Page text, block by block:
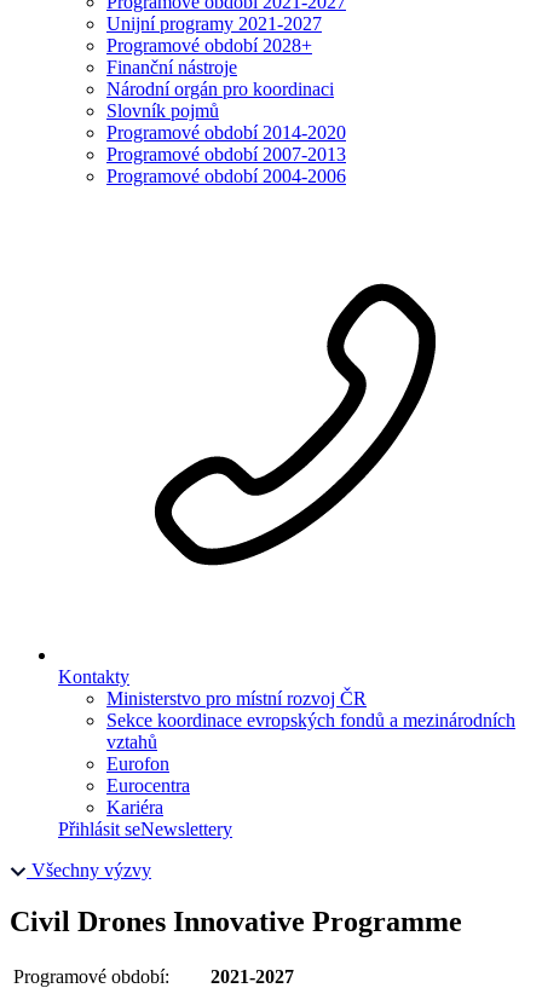
Unijní programy 2021-2027
Programové období 2028+
Finanční nástroje
Národní orgán pro koordinaci
Slovník pojmů
Programové období 2014-2020
Programové období 2007-2013
Programové období 2004-2006
Kontakty
Ministerstvo pro místní rozvoj ČR
Sekce koordinace evropských fondů a mezinárodních
vztahů
Eurofon
Eurocentra
Kariéra
Přihlásit seNewslettery
Všechny výzvy
Civil Drones Innovative Programme
Programové období:
2021-2027